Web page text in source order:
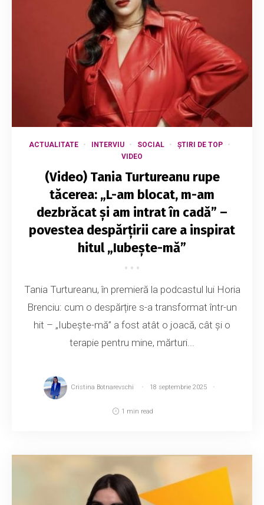
ACTUALITATE INTERVIU SOCIAL
ȘTIRI DE TOP
VIDEO
(Video) Tania Turtureanu rupe
tăcerea: „L-am blocat, m-am
dezbrăcat și am intrat în cadă” –
povestea despărțirii care a inspirat
hitul „Iubește-mă”
Tania Turtureanu, în premieră la podcastul lui Horia
Brenciu: cum o despărțire s-a transformat într-un
hit – „Iubește-mă” a fost atât o joacă, cât și o
terapie pentru mine, mărturi...
Cristina Botnarevschi 18 septembrie 2025
1 min read